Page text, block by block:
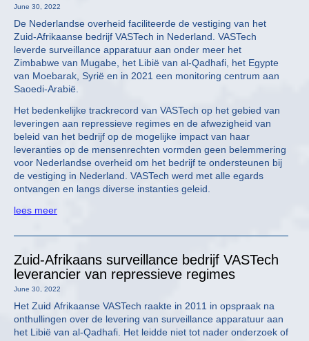
June 30, 2022
De Nederlandse overheid faciliteerde de vestiging van het
Zuid-Afrikaanse bedrijf VASTech in Nederland. VASTech
leverde surveillance apparatuur aan onder meer het
Zimbabwe van Mugabe, het Libië van al-Qadhafi, het Egypte
van Moebarak, Syrië en in 2021 een monitoring centrum aan
Saoedi-Arabië.
Het bedenkelijke trackrecord van VASTech op het gebied van
leveringen aan repressieve regimes en de afwezigheid van
beleid van het bedrijf op de mogelijke impact van haar
leveranties op de mensenrechten vormden geen belemmering
voor Nederlandse overheid om het bedrijf te ondersteunen bij
de vestiging in Nederland. VASTech werd met alle egards
ontvangen en langs diverse instanties geleid.
lees meer
Zuid-Afrikaans surveillance bedrijf VASTech
leverancier van repressieve regimes
June 30, 2022
Het Zuid Afrikaanse VASTech raakte in 2011 in opspraak na
onthullingen over de levering van surveillance apparatuur aan
het Libië van al-Qadhafi. Het leidde niet tot nader onderzoek of